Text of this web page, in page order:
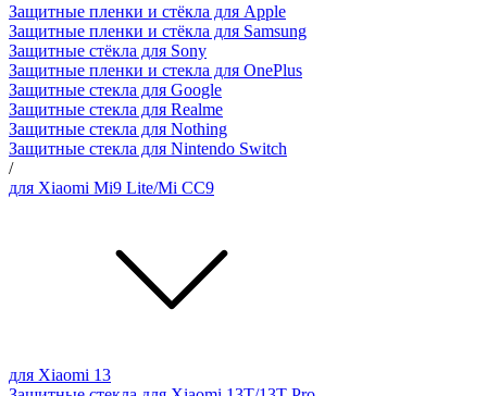
Защитные пленки и стёкла для Apple
Защитные пленки и стёкла для Samsung
Защитные стёкла для Sony
Защитные пленки и стекла для OnePlus
Защитные стекла для Google
Защитные стекла для Realme
Защитные стекла для Nothing
Защитные стекла для Nintendo Switch
/
для Xiaomi Mi9 Lite/Mi CC9
для Xiaomi 13